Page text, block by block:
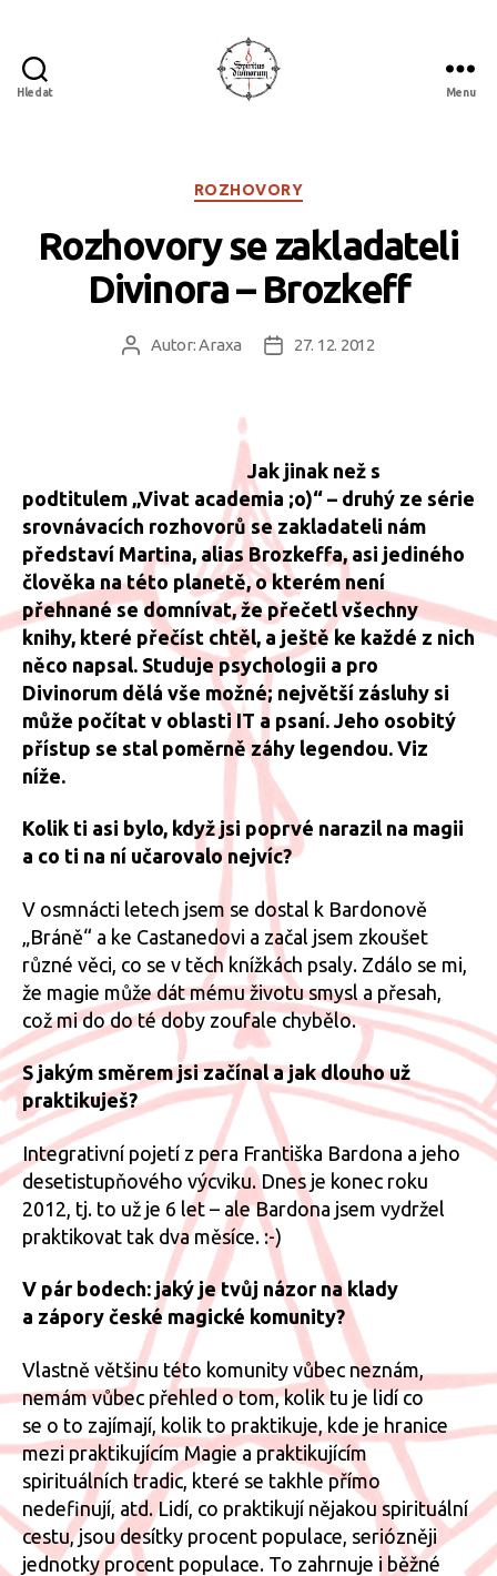
Hledat Menu
Rubriky
ROZHOVORY
Rozhovory se zakladateli
Divinora – Brozkeff
AutorAutor:Araxa
Datum
27. 12. 2012
Jak jinak než s
podtitulem „Vivat academia ;o)“ – druhý ze série
srovnávacích rozhovorů se zakladateli nám
představí Martina, alias Brozkeffa, asi jediného
člověka na této planetě, o kterém není
přehnané se domnívat, že přečetl všechny
knihy, které přečíst chtěl, a ještě ke každé z nich
něco napsal. Studuje psychologii a pro
Divinorum dělá vše možné; největší zásluhy si
může počítat v oblasti IT a psaní. Jeho osobitý
přístup se stal poměrně záhy legendou. Viz
níže.
Kolik ti asi bylo, když jsi poprvé narazil na magii
a co ti na ní učarovalo nejvíc?
V osmnácti letech jsem se dostal k Bardonově
„Bráně“ a ke Castanedovi a začal jsem zkoušet
různé věci, co se v těch knížkách psaly. Zdálo se mi,
že magie může dát mému životu smysl a přesah,
což mi do do té doby zoufale chybělo.
S jakým směrem jsi začínal a jak dlouho už
praktikuješ?
Integrativní pojetí z pera Františka Bardona a jeho
desetistupňového výcviku. Dnes je konec roku
2012, tj. to už je 6 let – ale Bardona jsem vydržel
praktikovat tak dva měsíce. :-)
V pár bodech: jaký je tvůj názor na klady
a zápory české magické komunity?
Vlastně většinu této komunity vůbec neznám,
nemám vůbec přehled o tom, kolik tu je lidí co
se o to zajímají, kolik to praktikuje, kde je hranice
mezi praktikujícím Magie a praktikujícím
spirituálních tradic, které se takhle přímo
nedefinují, atd. Lidí, co praktikují nějakou spirituální
cestu, jsou desítky procent populace, seriózněji
jednotky procent populace. To zahrnuje i běžné